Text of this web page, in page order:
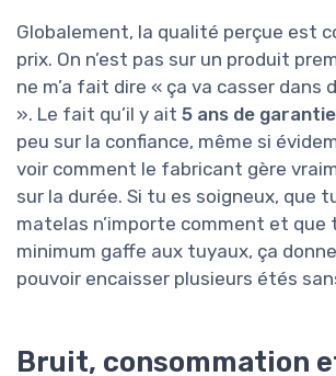
Globalement, la qualité perçue est
prix. On n’est pas sur un produit
ne m’a fait dire « ça va casser dans
». Le fait qu’il y ait 5 ans de garantie
peu sur la confiance, même si
voir comment le fabricant gère
sur la durée. Si tu es soigneux, que
matelas n’importe comment et que
minimum gaffe aux tuyaux, ça
pouvoir encaisser plusieurs étés
Bruit, consommation